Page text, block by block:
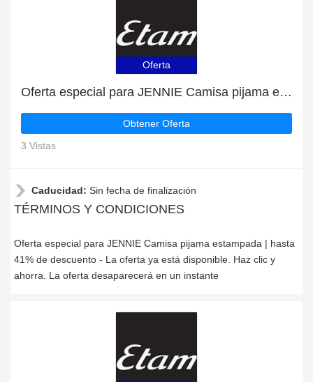
Oferta
Oferta especial para JENNIE Camisa pijama estampada | hasta 41% de descuento
Obtener Oferta
3 Vistas
Caducidad: Sin fecha de finalización
TÉRMINOS Y CONDICIONES
Oferta especial para JENNIE Camisa pijama estampada | hasta
41% de descuento - La oferta ya está disponible. Haz clic y
ahorra. La oferta desaparecerá en un instante